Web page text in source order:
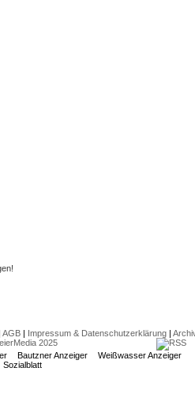
AGB| Impressum & Datenschutzerklärung|
2025
Bautzner Anzeiger
Weißwasser Anzeiger
Sozialblatt